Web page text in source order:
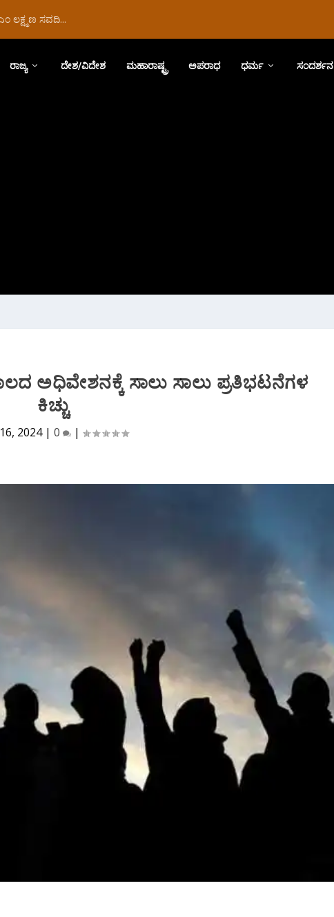
ಲಕ್ಷ್ಮಣ ಸವದಿ...
ರಾಜ್ಯ ದೇಶ/ವಿದೇಶ ಮಹಾರಾಷ್ಟ್ರ ಅಪರಾಧ ಧರ್ಮ ಸಂದರ್ಶನ
ಅಧಿವೇಶನಕ್ಕೆ ಸಾಲು ಸಾಲು ಪ್ರತಿಭಟನೆಗಳ
ಕಿಚ್ಚು
2024|0 |